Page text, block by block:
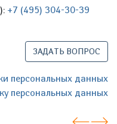
+7 (495) 304-30-39
ЗАДАТЬ ВОПРОС
персональных данных
персональных данных